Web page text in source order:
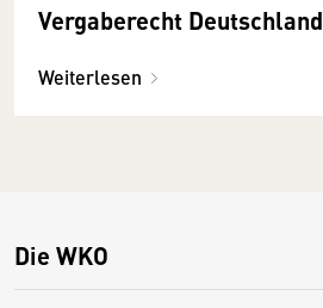
Vergaberecht Deutschland
Weiterlesen
Die WKO